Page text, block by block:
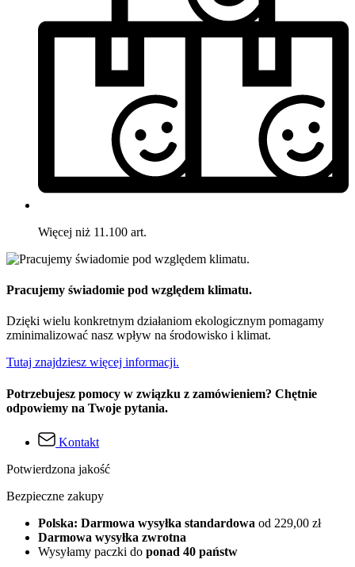
Więcej niż 11.100 art.
Pracujemy świadomie pod względem klimatu.
Dzięki wielu konkretnym działaniom ekologicznym pomagamy
zminimalizować nasz wpływ na środowisko i klimat.
Tutaj znajdziesz więcej informacji.
Potrzebujesz pomocy w związku z zamówieniem? Chętnie
odpowiemy na Twoje pytania.
Kontakt
Potwierdzona jakość
Bezpieczne zakupy
Polska: Darmowa wysyłka standardowa od 229,00 zł
Darmowa wysyłka zwrotna
Wysyłamy paczki do ponad 40 państw